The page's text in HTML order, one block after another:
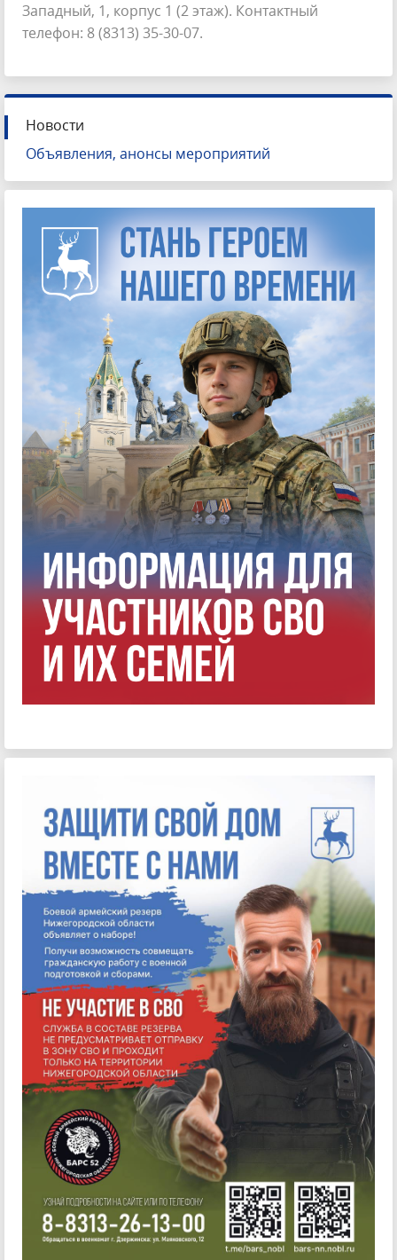
Западный, 1, корпус 1 (2 этаж). Контактный
телефон: 8 (8313) 35-30-07.
Новости
Объявления, анонсы мероприятий